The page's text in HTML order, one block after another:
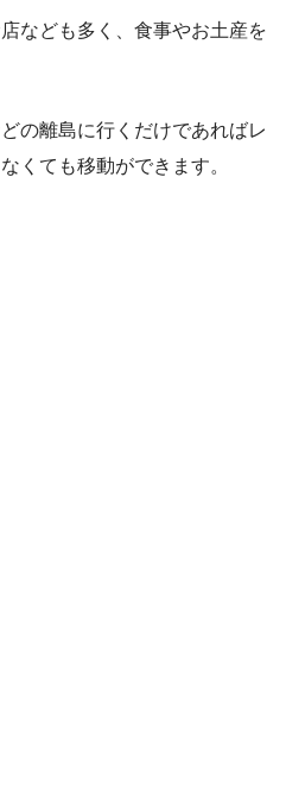
なども多く、食事やお土産を
の離島に行くだけであればレ
くても移動ができます。